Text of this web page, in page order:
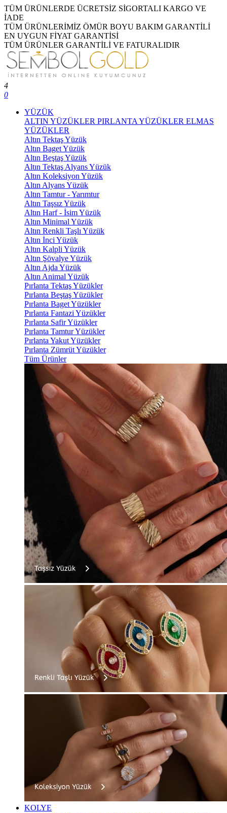
TÜM ÜRÜNLERDE ÜCRETSİZ SİGORTALI KARGO VE
İADE
TÜM ÜRÜNLERİMİZ ÖMÜR BOYU BAKIM GARANTİLİ
EN UYGUN FİYAT GARANTİSİ
TÜM ÜRÜNLER GARANTİLİ VE FATURALIDIR
4
0
YÜZÜK
ALTIN YÜZÜKLER PIRLANTA YÜZÜKLER ELMAS
YÜZÜKLER
Altın Tektaş Yüzük
Altın Baget Yüzük
Altın Beştaş Yüzük
Altın Tektaş Alyans Yüzük
Altın Koleksiyon Yüzük
Altın Alyans Yüzük
Altın Tamtur - Yarımtur
Altın Taşsız Yüzük
Altın Harf - İsim Yüzük
Altın Minimal Yüzük
Altın Renkli Taşlı Yüzük
Altın İnci Yüzük
Altın Kalpli Yüzük
Altın Şövalye Yüzük
Altın Ajda Yüzük
Altın Animal Yüzük
Pırlanta Tektaş Yüzükler
Pırlanta Beştaş Yüzükler
Pırlanta Baget Yüzükler
Pırlanta Fantazi Yüzükler
Pırlanta Safir Yüzükler
Pırlanta Tamtur Yüzükler
Pırlanta Yakut Yüzükler
Pırlanta Zümrüt Yüzükler
Tüm Ürünler
KOLYE